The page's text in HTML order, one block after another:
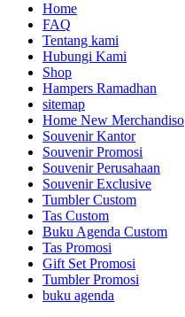
Home
FAQ
Tentang kami
Hubungi Kami
Shop
Hampers Ramadhan
sitemap
Home New Merchandiso
Souvenir Kantor
Souvenir Promosi
Souvenir Perusahaan
Souvenir Exclusive
Tumbler Custom
Tas Custom
Buku Agenda Custom
Tas Promosi
Gift Set Promosi
Tumbler Promosi
buku agenda